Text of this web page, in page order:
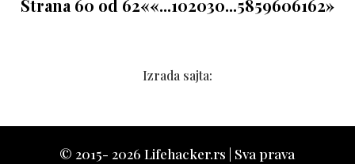
Strana 60 od 62««...102030...5859606162»
Izrada sajta:
© 2015- 2026 Lifehacker.rs | Sva prava